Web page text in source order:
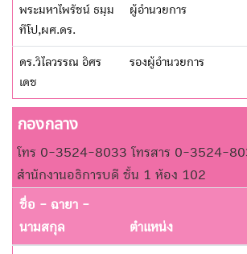
พระมหาไพรัชน์ ธมฺม
ทีโป,ผศ.ดร.
ผู้อำนวยการ
ดร.วิไลวรรณ อิศร
เดช
รองผู้อำนวยการ
กองกลาง
โทร 0-3524-8033 โทรสาร 0-3524-
สำนักงานอธิการบดี ชั้น 1 ห้อง 102
ชื่อ - ฉายา -
นามสกุล
ตำแหน่ง